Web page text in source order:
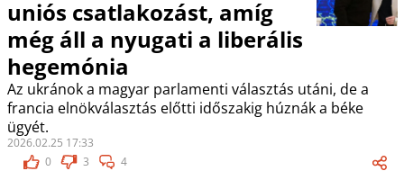
uniós csatlakozást, amíg
még áll a nyugati a liberális
hegemónia
Az ukránok a magyar parlamenti választás utáni, de a
francia elnökválasztás előtti időszakig húznák a béke
ügyét.
2026.02.25 17:33
0
3 4